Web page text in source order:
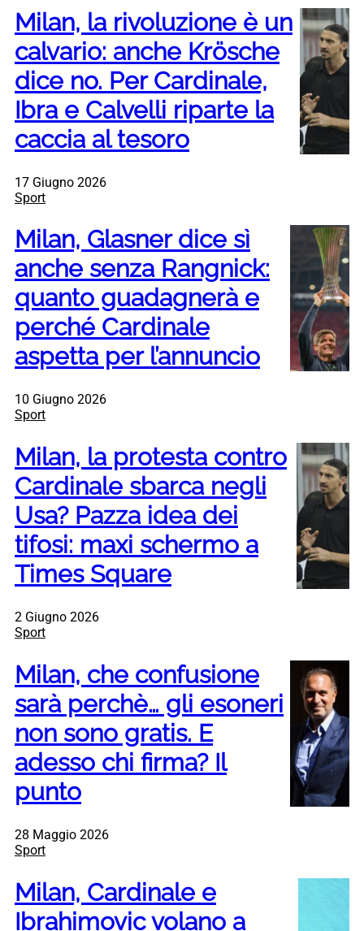
Milan, la rivoluzione è un
calvario: anche Krösche
dice no. Per Cardinale,
Ibra e Calvelli riparte la
caccia al tesoro
17 Giugno 2026
Sport
Milan, Glasner dice sì
anche senza Rangnick:
quanto guadagnerà e
perché Cardinale
aspetta per l’annuncio
10 Giugno 2026
Sport
Milan, la protesta contro
Cardinale sbarca negli
Usa? Pazza idea dei
tifosi: maxi schermo a
Times Square
2 Giugno 2026
Sport
Milan, che confusione
sarà perchè… gli esoneri
non sono gratis. E
adesso chi firma? Il
punto
28 Maggio 2026
Sport
Milan, Cardinale e
Ibrahimovic volano a